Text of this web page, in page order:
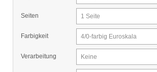
Seiten 1 Seite
Farbigkeit 4/0-farbig Euroskala
Verarbeitung Keine